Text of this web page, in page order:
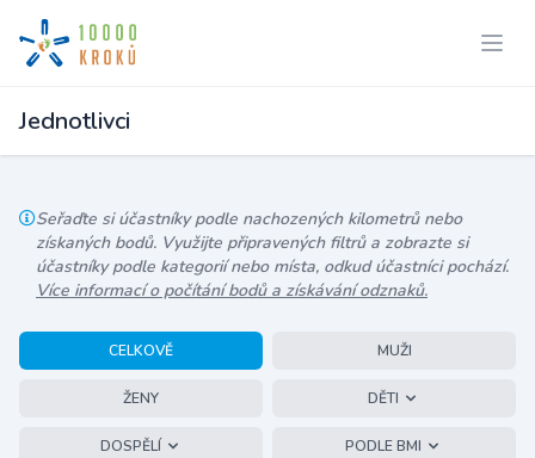
Jednotlivci
Seřaďte si účastníky podle nachozených kilometrů nebo
získaných bodů. Využijte připravených filtrů a zobrazte si
účastníky podle kategorií nebo místa, odkud účastníci pochází.
Více informací o počítání bodů a získávání odznaků.
CELKOVĚ MUŽI
ŽENY DĚTI
DOSPĚLÍ PODLE BMI